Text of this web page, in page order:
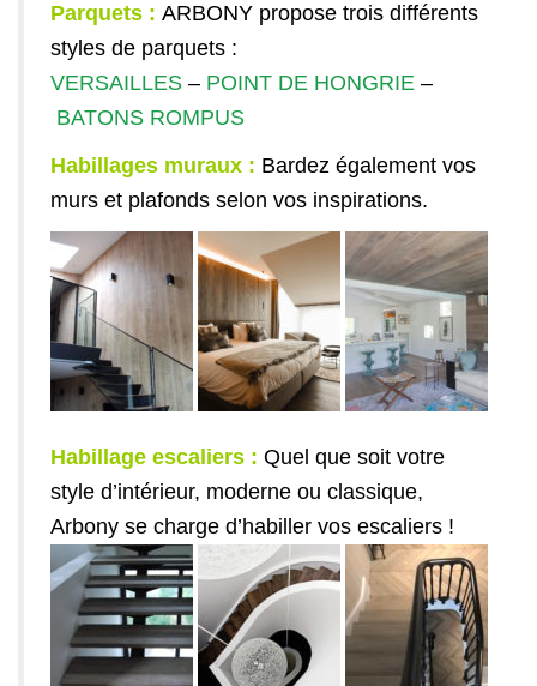
Parquets : ARBONY propose trois différents
styles de parquets :
VERSAILLES – POINT DE HONGRIE –
BATONS ROMPUS
Habillages muraux : Bardez également vos
murs et plafonds selon vos inspirations.
Habillage escaliers : Quel que soit votre
style d’intérieur, moderne ou classique,
Arbony se charge d’habiller vos escaliers !